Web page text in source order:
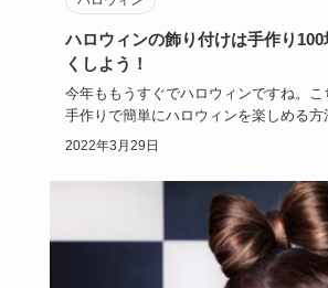
ハロウィンの飾り付けは手作り
くしよう！
今年ももうすぐでハロウィンですね。
手作りで簡単にハロウィンを楽しめる
日本でも当…
2022年3月29日